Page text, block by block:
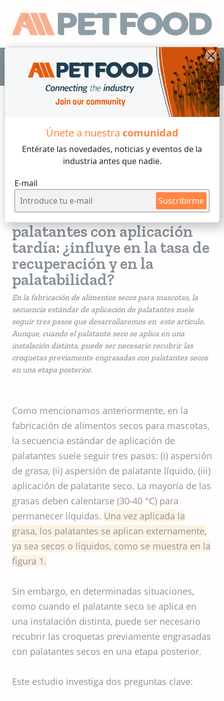
Únete a nuestra comunidad
Entérate las novedades, noticias y eventos de la
industria antes que nadie.
E-mail
Suscribirme
ES
Palatabilizantes
Martes, 16 de Diciembre, 2025
Recubrimiento seco de
palatantes con aplicación
tardía: ¿influye en la tasa de
recuperación y en la
palatabilidad?
En la fabricación de alimentos secos para mascotas, la
secuencia estándar de aplicación de palatantes suele
seguir tres pasos que desarrollaremos en este artículo.
Aunque, cuando el palatante seco se aplica en una
instalación distinta, puede ser necesario recubrir las
croquetas previamente engrasadas con palatantes secos
en una etapa posterior.
Como mencionamos anteriormente, en la
fabricación de alimentos secos para mascotas,
la secuencia estándar de aplicación de
palatantes suele seguir tres pasos: (i) aspersión
de grasa, (ii) aspersión de palatante líquido, (iii)
aplicación de palatante seco. La mayoría de las
grasas deben calentarse (30-40 °C) para
permanecer líquidas. Una vez aplicada la
grasa, los palatantes se aplican externamente,
ya sea secos o líquidos, como se muestra en la
figura 1.
Sin embargo, en determinadas situaciones,
como cuando el palatante seco se aplica en
una instalación distinta, puede ser necesario
recubrir las croquetas previamente engrasadas
con palatantes secos en una etapa posterior.
Este estudio investiga dos preguntas clave: